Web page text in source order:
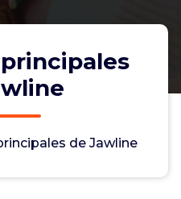
de Jawline